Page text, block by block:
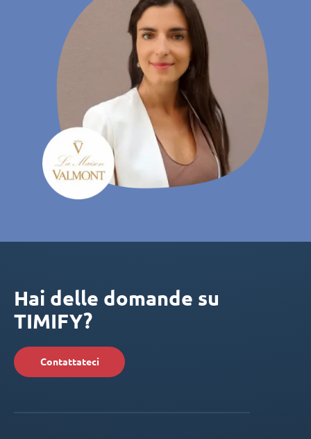
Hai delle domande su
TIMIFY?
Contattateci